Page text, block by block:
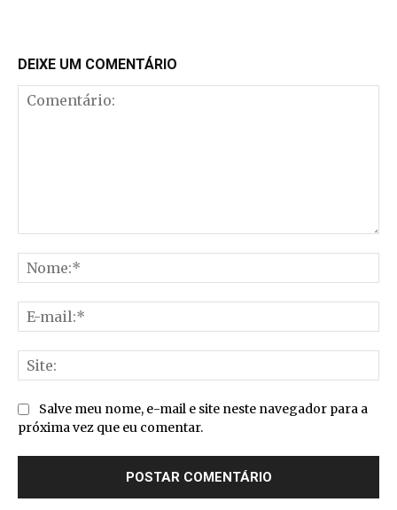
DEIXE UM COMENTÁRIO
Salve meu nome, e-mail e site neste navegador para a
próxima vez que eu comentar.